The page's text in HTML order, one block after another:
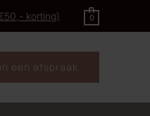
korting) 0
een afspraak